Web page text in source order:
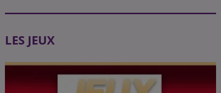
LES JEUX